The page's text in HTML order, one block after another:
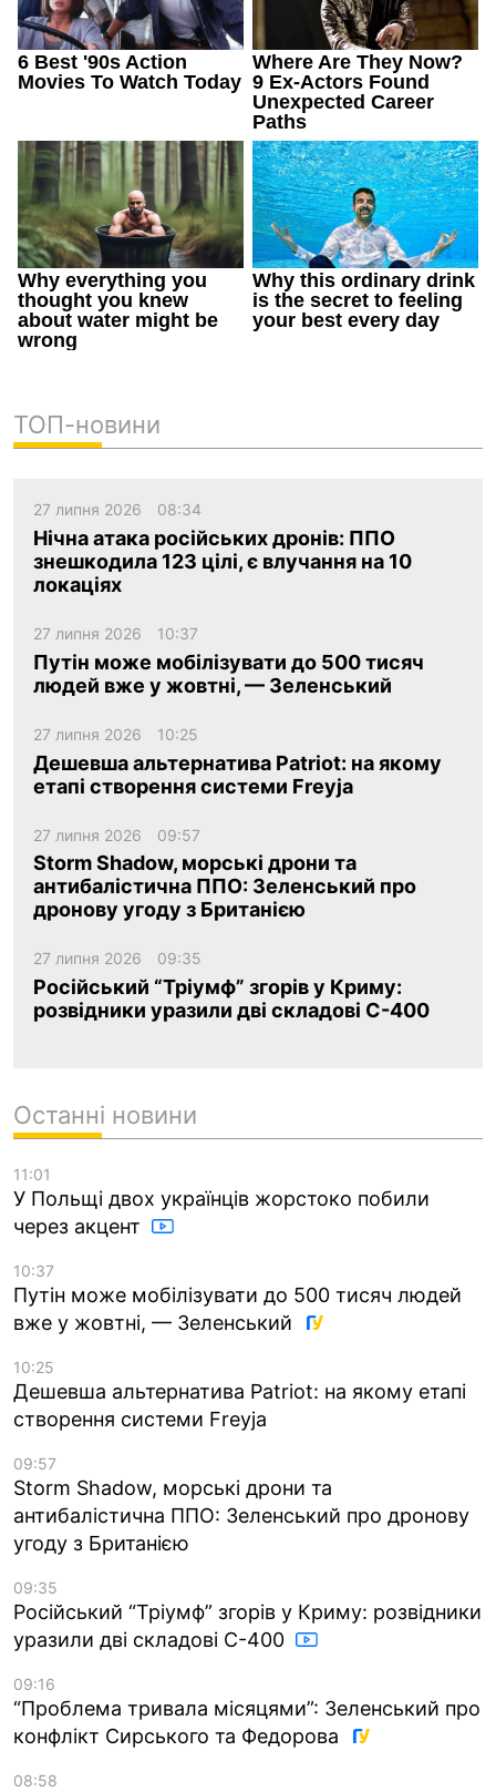
ТОП-новини
27 липня 2026 08:34
Нічна атака російських дронів: ППО
знешкодила 123 цілі, є влучання на 10
локаціях
27 липня 2026 10:37
Путін може мобілізувати до 500 тисяч
людей вже у жовтні, — Зеленський
27 липня 2026 10:25
Дешевша альтернатива Patriot: на якому
етапі створення системи Freyja
27 липня 2026 09:57
Storm Shadow, морські дрони та
антибалістична ППО: Зеленський про
дронову угоду з Британією
27 липня 2026 09:35
Російський “Тріумф” згорів у Криму:
розвідники уразили дві складові С-400
Останні новини
11:01
У Польщі двох українців жорстоко побили
через акцент
10:37
Путін може мобілізувати до 500 тисяч людей
вже у жовтні, — Зеленський
10:25
Дешевша альтернатива Patriot: на якому етапі
створення системи Freyja
09:57
Storm Shadow, морські дрони та
антибалістична ППО: Зеленський про дронову
угоду з Британією
09:35
Російський “Тріумф” згорів у Криму: розвідники
уразили дві складові С-400
09:16
“Проблема тривала місяцями”: Зеленський про
конфлікт Сирського та Федорова
08:58